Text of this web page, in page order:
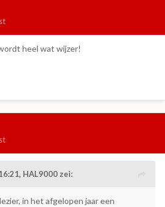
heel wat wijzer!
HAL9000 zei:
in het afgelopen jaar een